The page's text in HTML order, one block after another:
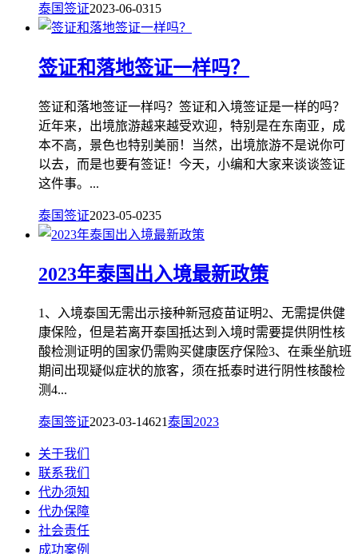
泰国签证2023-06-0315
签证和落地签证一样吗？
签证和落地签证一样吗？签证和入境签证是一样的吗？
近年来，出境旅游越来越受欢迎，特别是在东南亚，成
本不高，景色也特别美丽！当然，出境旅游不是说你可
以去，而是也要有签证！今天，小编和大家来谈谈签证
这件事。...
泰国签证2023-05-0235
2023年泰国出入境最新政策
1、入境泰国无需出示接种新冠疫苗证明2、无需提供健
康保险，但是若离开泰国抵达到入境时需要提供阴性核
酸检测证明的国家仍需购买健康医疗保险3、在乘坐航班
期间出现疑似症状的旅客，须在抵泰时进行阴性核酸检
测4...
泰国签证2023-03-14621泰国2023
关于我们
联系我们
代办须知
代办保障
社会责任
成功案例